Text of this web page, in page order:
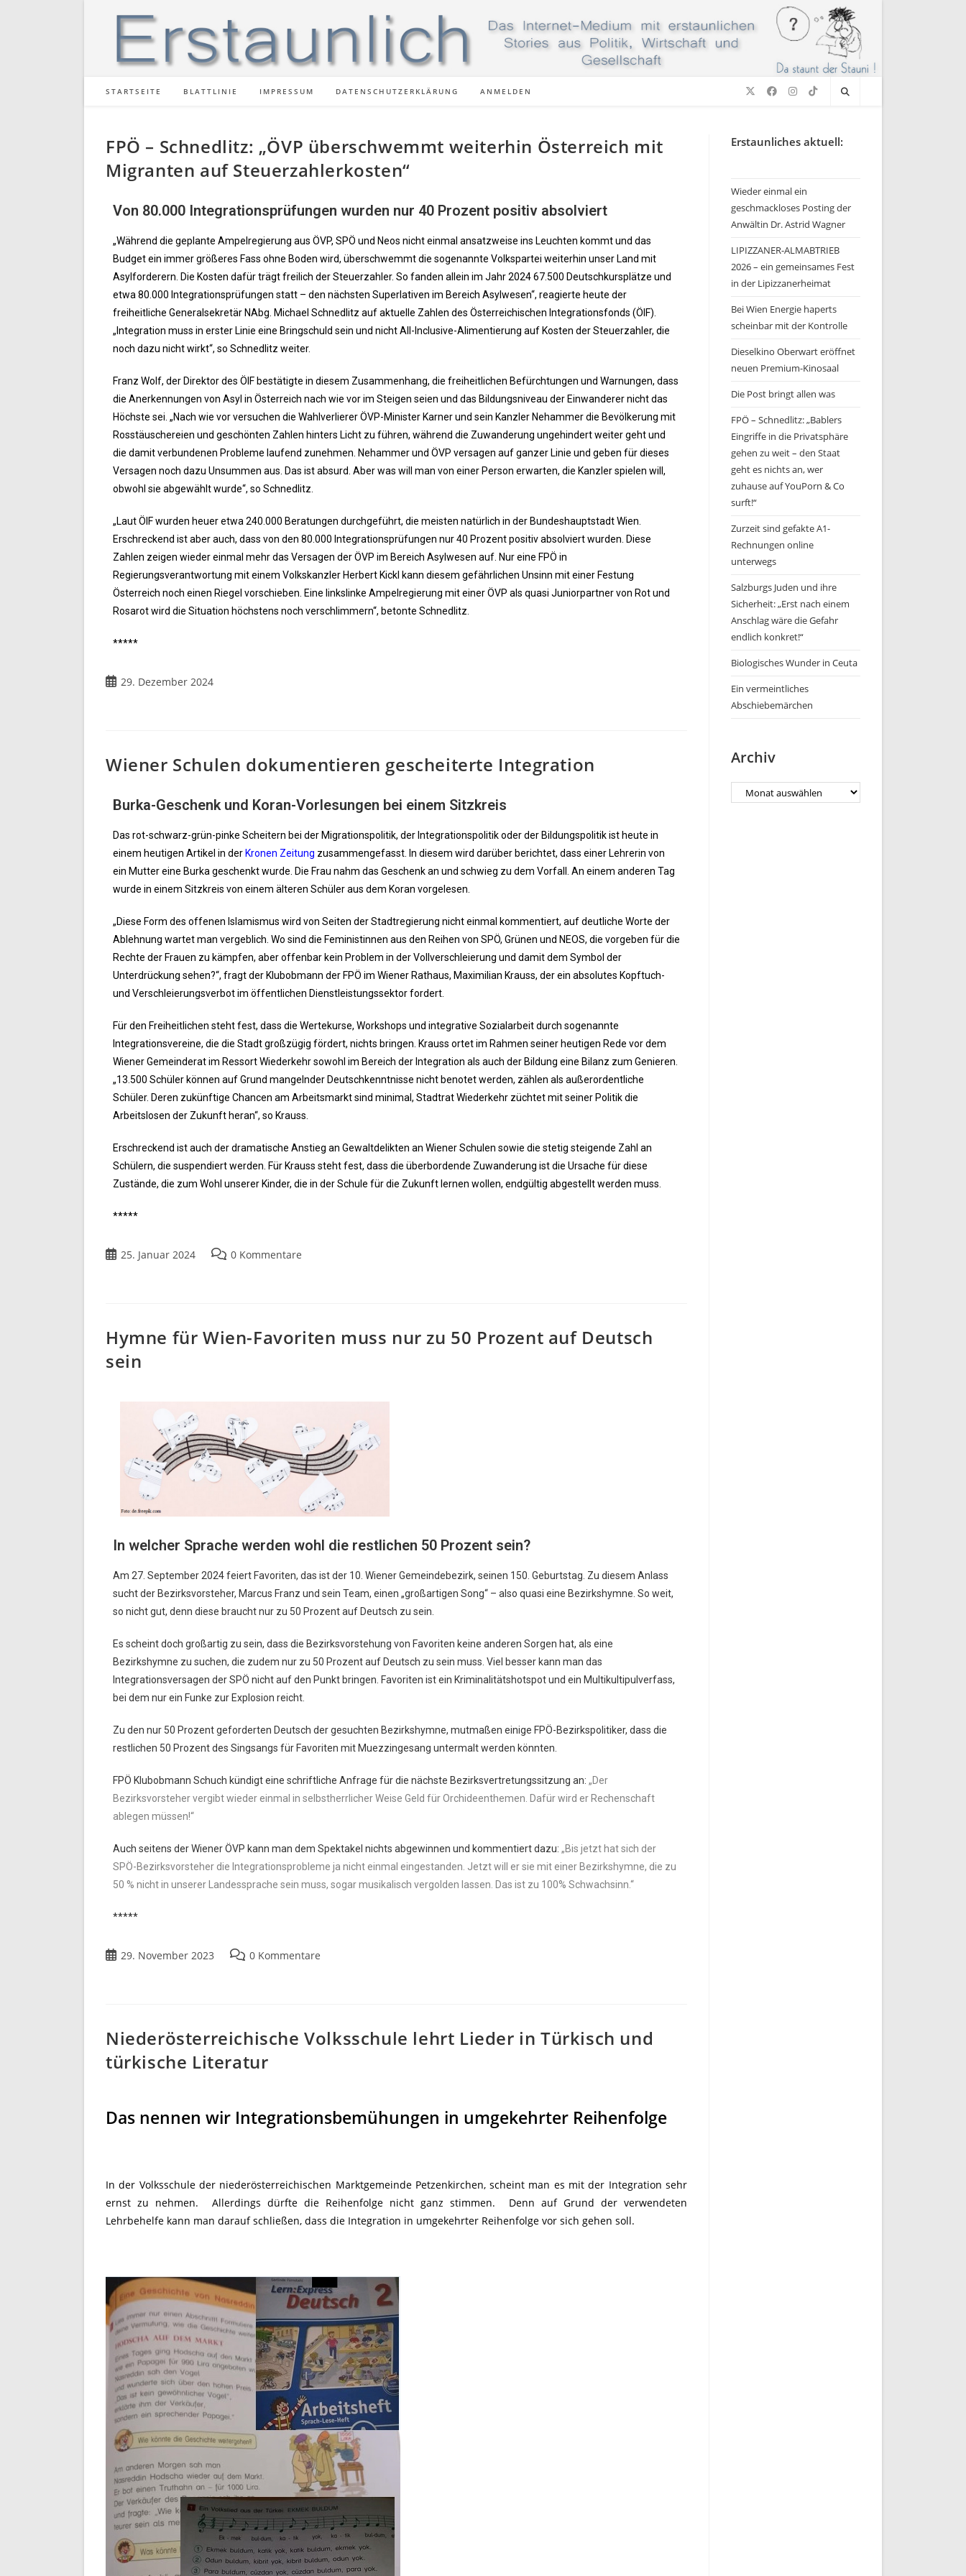
STARTSEITE BLATTLINIE IMPRESSUM DATENSCHUTZERKLÄRUNG ANMELDEN
FPÖ – Schnedlitz: „ÖVP überschwemmt weiterhin Österreich mit
Migranten auf Steuerzahlerkosten“
Von 80.000 Integrationsprüfungen wurden nur 40 Prozent positiv absolviert
„Während die geplante Ampelregierung aus ÖVP, SPÖ und Neos nicht einmal ansatzweise ins Leuchten kommt und das
Budget ein immer größeres Fass ohne Boden wird, überschwemmt die sogenannte Volkspartei weiterhin unser Land mit
Asylforderern. Die Kosten dafür trägt freilich der Steuerzahler. So fanden allein im Jahr 2024 67.500 Deutschkursplätze und
etwa 80.000 Integrationsprüfungen statt – den nächsten Superlativen im Bereich Asylwesen“, reagierte heute der
freiheitliche Generalsekretär NAbg. Michael Schnedlitz auf aktuelle Zahlen des Österreichischen Integrationsfonds (ÖIF).
„Integration muss in erster Linie eine Bringschuld sein und nicht All-Inclusive-Alimentierung auf Kosten der Steuerzahler, die
noch dazu nicht wirkt“, so Schnedlitz weiter.
Franz Wolf, der Direktor des ÖIF bestätigte in diesem Zusammenhang, die freiheitlichen Befürchtungen und Warnungen, dass
die Anerkennungen von Asyl in Österreich nach wie vor im Steigen seien und das Bildungsniveau der Einwanderer nicht das
Höchste sei. „Nach wie vor versuchen die Wahlverlierer ÖVP-Minister Karner und sein Kanzler Nehammer die Bevölkerung mit
Rosstäuschereien und geschönten Zahlen hinters Licht zu führen, während die Zuwanderung ungehindert weiter geht und
die damit verbundenen Probleme laufend zunehmen. Nehammer und ÖVP versagen auf ganzer Linie und geben für dieses
Versagen noch dazu Unsummen aus. Das ist absurd. Aber was will man von einer Person erwarten, die Kanzler spielen will,
obwohl sie abgewählt wurde“, so Schnedlitz.
„Laut ÖIF wurden heuer etwa 240.000 Beratungen durchgeführt, die meisten natürlich in der Bundeshauptstadt Wien.
Erschreckend ist aber auch, dass von den 80.000 Integrationsprüfungen nur 40 Prozent positiv absolviert wurden. Diese
Zahlen zeigen wieder einmal mehr das Versagen der ÖVP im Bereich Asylwesen auf. Nur eine FPÖ in
Regierungsverantwortung mit einem Volkskanzler Herbert Kickl kann diesem gefährlichen Unsinn mit einer Festung
Österreich noch einen Riegel vorschieben. Eine linkslinke Ampelregierung mit einer ÖVP als quasi Juniorpartner von Rot und
Rosarot wird die Situation höchstens noch verschlimmern“, betonte Schnedlitz.
*****
29. Dezember 2024
Wiener Schulen dokumentieren gescheiterte Integration
Burka-Geschenk und Koran-Vorlesungen bei einem Sitzkreis
Das rot-schwarz-grün-pinke Scheitern bei der Migrationspolitik, der Integrationspolitik oder der Bildungspolitik ist heute in
einem heutigen Artikel in der Kronen Zeitung zusammengefasst. In diesem wird darüber berichtet, dass einer Lehrerin von
ein Mutter eine Burka geschenkt wurde. Die Frau nahm das Geschenk an und schwieg zu dem Vorfall. An einem anderen Tag
wurde in einem Sitzkreis von einem älteren Schüler aus dem Koran vorgelesen.
„Diese Form des offenen Islamismus wird von Seiten der Stadtregierung nicht einmal kommentiert, auf deutliche Worte der
Ablehnung wartet man vergeblich. Wo sind die Feministinnen aus den Reihen von SPÖ, Grünen und NEOS, die vorgeben für die
Rechte der Frauen zu kämpfen, aber offenbar kein Problem in der Vollverschleierung und damit dem Symbol der
Unterdrückung sehen?“, fragt der Klubobmann der FPÖ im Wiener Rathaus, Maximilian Krauss, der ein absolutes Kopftuch-
und Verschleierungsverbot im öffentlichen Dienstleistungssektor fordert.
Für den Freiheitlichen steht fest, dass die Wertekurse, Workshops und integrative Sozialarbeit durch sogenannte
Integrationsvereine, die die Stadt großzügig fördert, nichts bringen. Krauss ortet im Rahmen seiner heutigen Rede vor dem
Wiener Gemeinderat im Ressort Wiederkehr sowohl im Bereich der Integration als auch der Bildung eine Bilanz zum Genieren.
„13.500 Schüler können auf Grund mangelnder Deutschkenntnisse nicht benotet werden, zählen als außerordentliche
Schüler. Deren zukünftige Chancen am Arbeitsmarkt sind minimal, Stadtrat Wiederkehr züchtet mit seiner Politik die
Arbeitslosen der Zukunft heran“, so Krauss.
Erschreckend ist auch der dramatische Anstieg an Gewaltdelikten an Wiener Schulen sowie die stetig steigende Zahl an
Schülern, die suspendiert werden. Für Krauss steht fest, dass die überbordende Zuwanderung ist die Ursache für diese
Zustände, die zum Wohl unserer Kinder, die in der Schule für die Zukunft lernen wollen, endgültig abgestellt werden muss.
*****
25. Januar 2024 0 Kommentare
Hymne für Wien-Favoriten muss nur zu 50 Prozent auf Deutsch
sein
In welcher Sprache werden wohl die restlichen 50 Prozent sein?
Am 27. September 2024 feiert Favoriten, das ist der 10. Wiener Gemeindebezirk, seinen 150. Geburtstag. Zu diesem Anlass
sucht der Bezirksvorsteher, Marcus Franz und sein Team, einen „großartigen Song“ – also quasi eine Bezirkshymne. So weit,
so nicht gut, denn diese braucht nur zu 50 Prozent auf Deutsch zu sein.
Es scheint doch großartig zu sein, dass die Bezirksvorstehung von Favoriten keine anderen Sorgen hat, als eine
Bezirkshymne zu suchen, die zudem nur zu 50 Prozent auf Deutsch zu sein muss. Viel besser kann man das
Integrationsversagen der SPÖ nicht auf den Punkt bringen. Favoriten ist ein Kriminalitätshotspot und ein Multikultipulverfass,
bei dem nur ein Funke zur Explosion reicht.
Zu den nur 50 Prozent geforderten Deutsch der gesuchten Bezirkshymne, mutmaßen einige FPÖ-Bezirkspolitiker, dass die
restlichen 50 Prozent des Singsangs für Favoriten mit Muezzingesang untermalt werden könnten.
FPÖ Klubobmann Schuch kündigt eine schriftliche Anfrage für die nächste Bezirksvertretungssitzung an: „Der
Bezirksvorsteher vergibt wieder einmal in selbstherrlicher Weise Geld für Orchideenthemen. Dafür wird er Rechenschaft
ablegen müssen!“
Auch seitens der Wiener ÖVP kann man dem Spektakel nichts abgewinnen und kommentiert dazu: „Bis jetzt hat sich der
SPÖ-Bezirksvorsteher die Integrationsprobleme ja nicht einmal eingestanden. Jetzt will er sie mit einer Bezirkshymne, die zu
50 % nicht in unserer Landessprache sein muss, sogar musikalisch vergolden lassen. Das ist zu 100% Schwachsinn.“
*****
29. November 2023 0 Kommentare
Niederösterreichische Volksschule lehrt Lieder in Türkisch und
türkische Literatur
Das nennen wir Integrationsbemühungen in umgekehrter Reihenfolge
In der Volksschule der niederösterreichischen Marktgemeinde Petzenkirchen, scheint man es mit der Integration sehr
ernst zu nehmen. Allerdings dürfte die Reihenfolge nicht ganz stimmen. Denn auf Grund der verwendeten
Lehrbehelfe kann man darauf schließen, dass die Integration in umgekehrter Reihenfolge vor sich gehen soll.
Erstaunliches aktuell:
Wieder einmal ein
geschmackloses Posting der
Anwältin Dr. Astrid Wagner
LIPIZZANER-ALMABTRIEB
2026 – ein gemeinsames Fest
in der Lipizzanerheimat
Bei Wien Energie haperts
scheinbar mit der Kontrolle
Dieselkino Oberwart eröffnet
neuen Premium-Kinosaal
Die Post bringt allen was
FPÖ – Schnedlitz: „Bablers
Eingriffe in die Privatsphäre
gehen zu weit – den Staat
geht es nichts an, wer
zuhause auf YouPorn & Co
surft!“
Zurzeit sind gefakte A1-
Rechnungen online
unterwegs
Salzburgs Juden und ihre
Sicherheit: „Erst nach einem
Anschlag wäre die Gefahr
endlich konkret!“
Biologisches Wunder in Ceuta
Ein vermeintliches
Abschiebemärchen
Archiv